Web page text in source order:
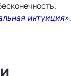
интуиция».